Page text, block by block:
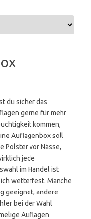
du sicher das
gerne für mehr
kommen,
Auflagenbox soll
Polster vor Nässe,
jede
im Handel ist
wetterfest. Manche
geeignet, andere
bei der Wahl
Auflagen